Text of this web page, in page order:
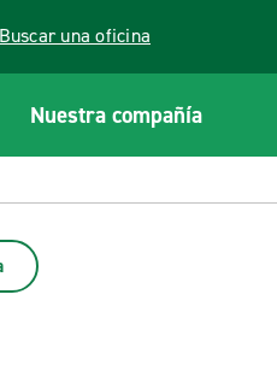
Buscar una oficina
Nuestra compañía